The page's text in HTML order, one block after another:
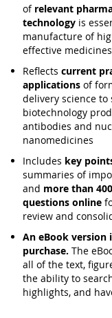
of relevant
technology is
manufacture of
effective medicines
Reflects current
applications of
delivery science
biotechnology
antibodies and
nanomedicines
Includes key
summaries of
and more than
questions online
review and
An eBook version
purchase. The
all of the text,
the ability to
highlights, and